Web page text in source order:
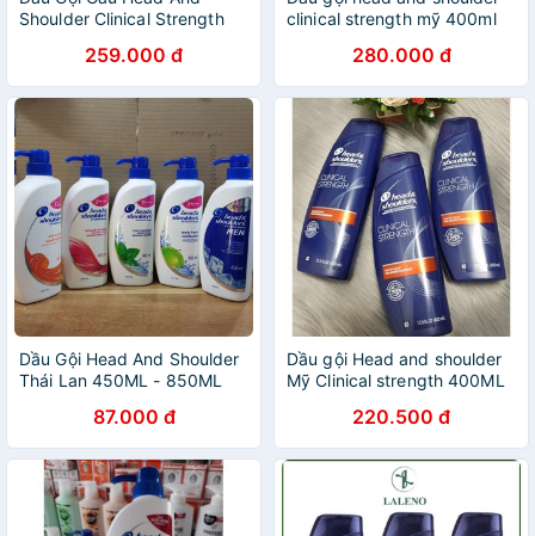
Shoulder Clinical Strength
259.000 đ
clinical strength mỹ 400ml
280.000 đ
Dầu Gội Head And Shoulder
Thái Lan 450ML - 850ML
87.000 đ
Dầu gội Head and shoulder
Mỹ Clinical strength 400ML
220.500 đ